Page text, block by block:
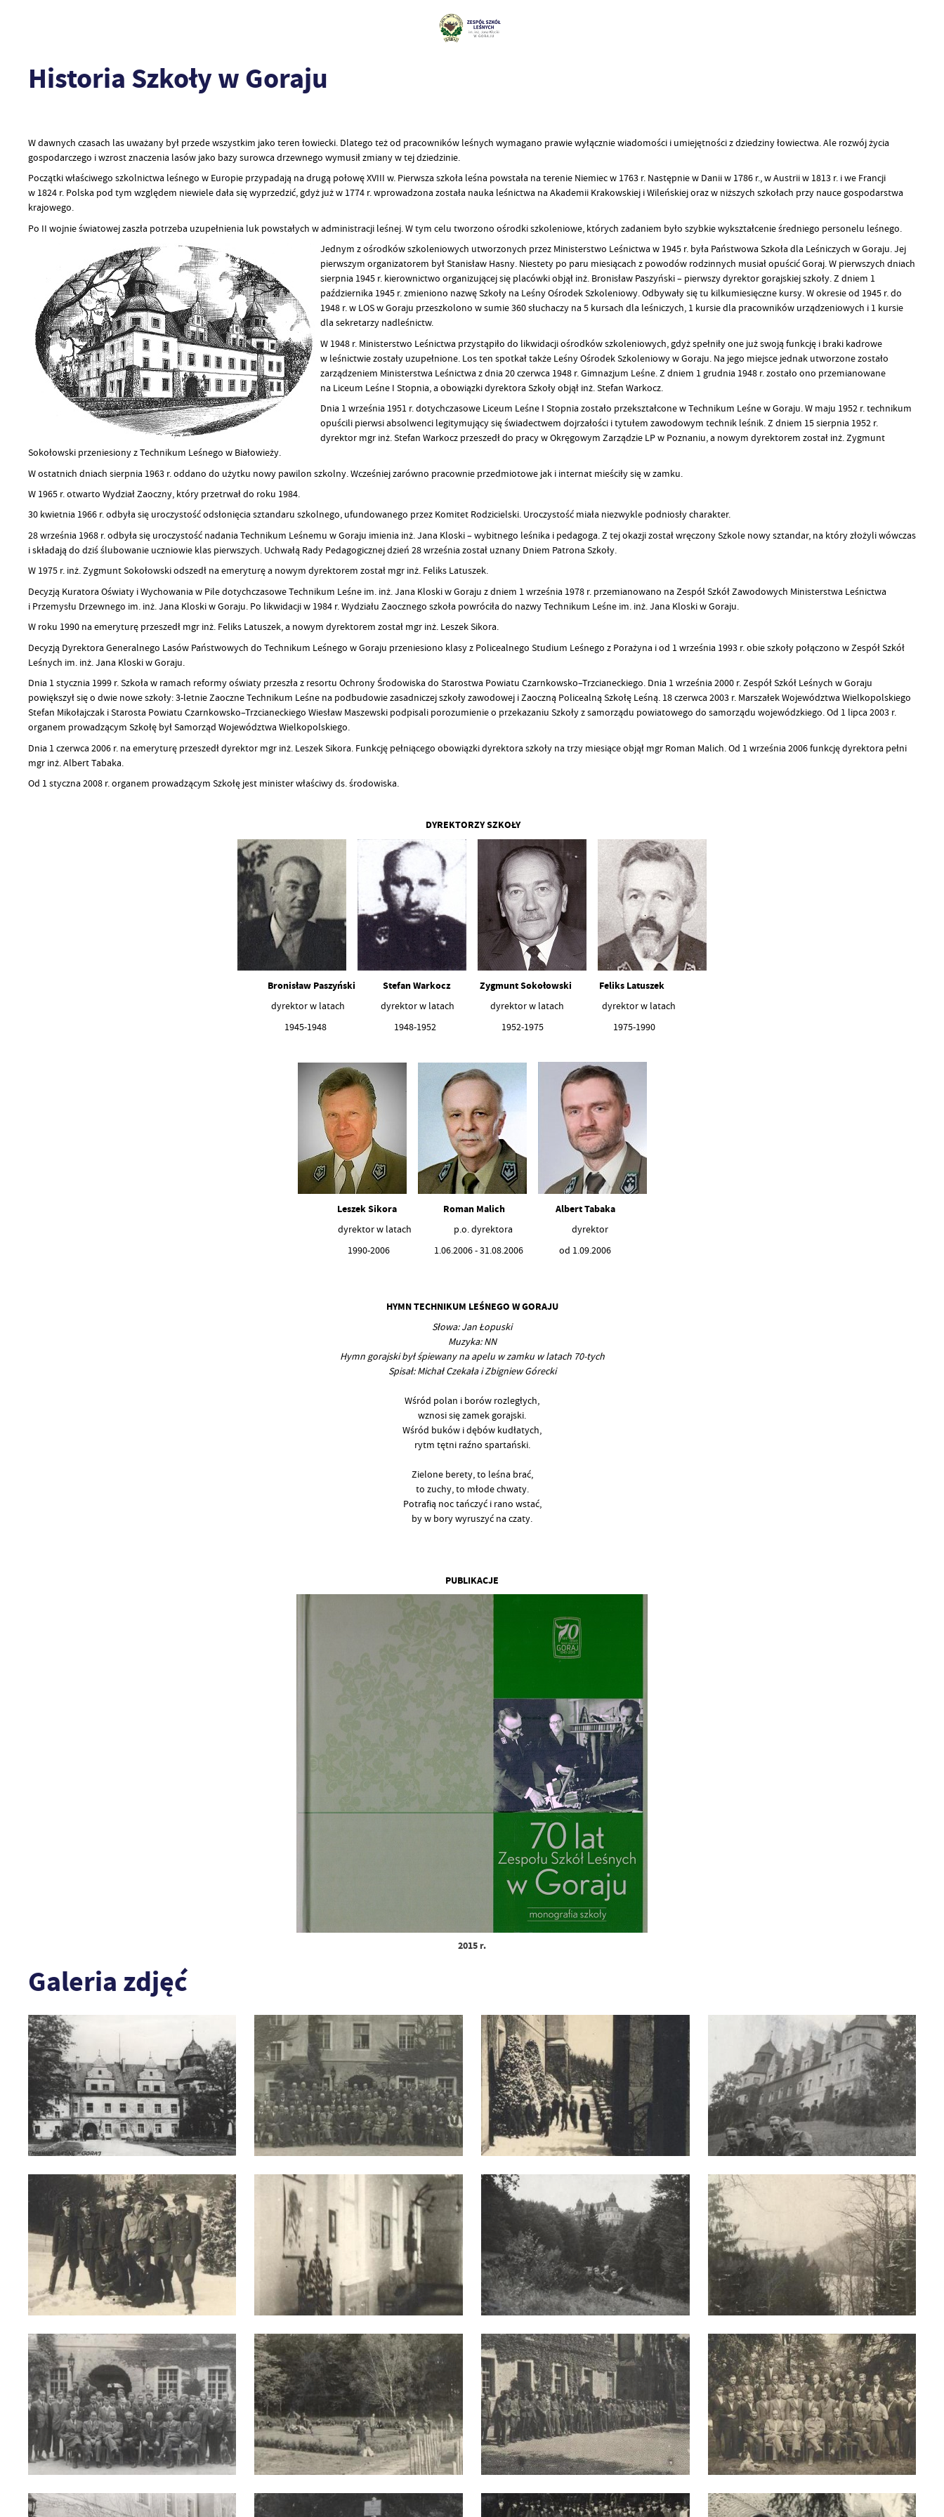
Historia Szkoły w Goraju
W dawnych czasach las uważany był przede wszystkim jako teren łowiecki. Dlatego też od pracowników leśnych wymagano prawie wyłącznie wiadomości i umiejętności z dziedziny łowiectwa. Ale rozwój życia
gospodarczego i wzrost znaczenia lasów jako bazy surowca drzewnego wymusił zmiany w tej dziedzinie.
Początki właściwego szkolnictwa leśnego w Europie przypadają na drugą połowę XVIII w. Pierwsza szkoła leśna powstała na terenie Niemiec w 1763 r. Następnie w Danii w 1786 r., w Austrii w 1813 r. i we Francji
w 1824 r. Polska pod tym względem niewiele dała się wyprzedzić, gdyż już w 1774 r. wprowadzona została nauka leśnictwa na Akademii Krakowskiej i Wileńskiej oraz w niższych szkołach przy nauce gospodarstwa
krajowego.
Po II wojnie światowej zaszła potrzeba uzupełnienia luk powstałych w administracji leśnej. W tym celu tworzono ośrodki szkoleniowe, których zadaniem było szybkie wykształcenie średniego personelu leśnego.
Jednym z ośrodków szkoleniowych utworzonych przez Ministerstwo Leśnictwa w 1945 r. była Państwowa Szkoła dla Leśniczych w Goraju. Jej
pierwszym organizatorem był Stanisław Hasny. Niestety po paru miesiącach z powodów rodzinnych musiał opuścić Goraj. W pierwszych dniach
sierpnia 1945 r. kierownictwo organizującej się placówki objął inż. Bronisław Paszyński – pierwszy dyrektor gorajskiej szkoły. Z dniem 1
października 1945 r. zmieniono nazwę Szkoły na Leśny Ośrodek Szkoleniowy. Odbywały się tu kilkumiesięczne kursy. W okresie od 1945 r. do
1948 r. w LOS w Goraju przeszkolono w sumie 360 słuchaczy na 5 kursach dla leśniczych, 1 kursie dla pracowników urządzeniowych i 1 kursie
dla sekretarzy nadleśnictw.
W 1948 r. Ministerstwo Leśnictwa przystąpiło do likwidacji ośrodków szkoleniowych, gdyż spełniły one już swoją funkcję i braki kadrowe
w leśnictwie zostały uzupełnione. Los ten spotkał także Leśny Ośrodek Szkoleniowy w Goraju. Na jego miejsce jednak utworzone zostało
zarządzeniem Ministerstwa Leśnictwa z dnia 20 czerwca 1948 r. Gimnazjum Leśne. Z dniem 1 grudnia 1948 r. zostało ono przemianowane
na Liceum Leśne I Stopnia, a obowiązki dyrektora Szkoły objął inż. Stefan Warkocz.
Dnia 1 września 1951 r. dotychczasowe Liceum Leśne I Stopnia zostało przekształcone w Technikum Leśne w Goraju. W maju 1952 r. technikum
opuścili pierwsi absolwenci legitymujący się świadectwem dojrzałości i tytułem zawodowym technik leśnik. Z dniem 15 sierpnia 1952 r.
dyrektor mgr inż. Stefan Warkocz przeszedł do pracy w Okręgowym Zarządzie LP w Poznaniu, a nowym dyrektorem został inż. Zygmunt
Sokołowski przeniesiony z Technikum Leśnego w Białowieży.
W ostatnich dniach sierpnia 1963 r. oddano do użytku nowy pawilon szkolny. Wcześniej zarówno pracownie przedmiotowe jak i internat mieściły się w zamku.
W 1965 r. otwarto Wydział Zaoczny, który przetrwał do roku 1984.
30 kwietnia 1966 r. odbyła się uroczystość odsłonięcia sztandaru szkolnego, ufundowanego przez Komitet Rodzicielski. Uroczystość miała niezwykle podniosły charakter.
28 września 1968 r. odbyła się uroczystość nadania Technikum Leśnemu w Goraju imienia inż. Jana Kloski – wybitnego leśnika i pedagoga. Z tej okazji został wręczony Szkole nowy sztandar, na który złożyli wówczas
i składają do dziś ślubowanie uczniowie klas pierwszych. Uchwałą Rady Pedagogicznej dzień 28 września został uznany Dniem Patrona Szkoły.
W 1975 r. inż. Zygmunt Sokołowski odszedł na emeryturę a nowym dyrektorem został mgr inż. Feliks Latuszek.
Decyzją Kuratora Oświaty i Wychowania w Pile dotychczasowe Technikum Leśne im. inż. Jana Kloski w Goraju z dniem 1 września 1978 r. przemianowano na Zespół Szkół Zawodowych Ministerstwa Leśnictwa
i Przemysłu Drzewnego im. inż. Jana Kloski w Goraju. Po likwidacji w 1984 r. Wydziału Zaocznego szkoła powróciła do nazwy Technikum Leśne im. inż. Jana Kloski w Goraju.
W roku 1990 na emeryturę przeszedł mgr inż. Feliks Latuszek, a nowym dyrektorem został mgr inż. Leszek Sikora.
Decyzją Dyrektora Generalnego Lasów Państwowych do Technikum Leśnego w Goraju przeniesiono klasy z Policealnego Studium Leśnego z Porażyna i od 1 września 1993 r. obie szkoły połączono w Zespół Szkół
Leśnych im. inż. Jana Kloski w Goraju.
Dnia 1 stycznia 1999 r. Szkoła w ramach reformy oświaty przeszła z resortu Ochrony Środowiska do Starostwa Powiatu Czarnkowsko–Trzcianeckiego. Dnia 1 września 2000 r. Zespół Szkół Leśnych w Goraju
powiększył się o dwie nowe szkoły: 3-letnie Zaoczne Technikum Leśne na podbudowie zasadniczej szkoły zawodowej i Zaoczną Policealną Szkołę Leśną. 18 czerwca 2003 r. Marszałek Województwa Wielkopolskiego
Stefan Mikołajczak i Starosta Powiatu Czarnkowsko–Trzcianeckiego Wiesław Maszewski podpisali porozumienie o przekazaniu Szkoły z samorządu powiatowego do samorządu wojewódzkiego. Od 1 lipca 2003 r.
organem prowadzącym Szkołę był Samorząd Województwa Wielkopolskiego.
Dnia 1 czerwca 2006 r. na emeryturę przeszedł dyrektor mgr inż. Leszek Sikora. Funkcję pełniącego obowiązki dyrektora szkoły na trzy miesiące objął mgr Roman Malich. Od 1 września 2006 funkcję dyrektora pełni
mgr inż. Albert Tabaka.
Od 1 styczna 2008 r. organem prowadzącym Szkołę jest minister właściwy ds. środowiska.
DYREKTORZY SZKOŁY
Bronisław Paszyński Stefan Warkocz Zygmunt Sokołowski Feliks Latuszek
dyrektor w latach dyrektor w latach dyrektor w latach dyrektor w latach
1945-1948 1948-1952 1952-1975 1975-1990
Leszek Sikora Roman Malich Albert Tabaka
dyrektor w latach p.o. dyrektora dyrektor
1990-2006 1.06.2006 - 31.08.2006 od 1.09.2006
HYMNTECHNIKUM LEŚNEGO W GORAJU
Słowa: Jan Łopuski
Muzyka: NN
Hymn gorajski był śpiewany na apelu w zamku w latach 70-tych
Spisał: Michał Czekała i Zbigniew Górecki
Wśród polan i borów rozległych,
wznosi się zamek gorajski.
Wśród buków i dębów kudłatych,
rytm tętni raźno spartański.
Zielone berety, to leśna brać,
to zuchy, to młode chwaty.
Potrafią noc tańczyć i rano wstać,
by w bory wyruszyć na czaty.
PUBLIKACJE
2015 r.
Galeria zdjęć